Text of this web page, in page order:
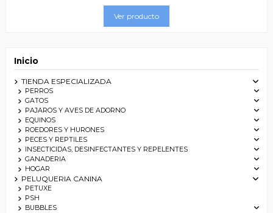
Ver producto
Inicio
TIENDA ESPECIALIZADA
PERROS
GATOS
PAJAROS Y AVES DE ADORNO
EQUINOS
ROEDORES Y HURONES
PECES Y REPTILES
INSECTICIDAS, DESINFECTANTES Y REPELENTES
GANADERIA
HOGAR
PELUQUERIA CANINA
PETUXE
PSH
BUBBLES